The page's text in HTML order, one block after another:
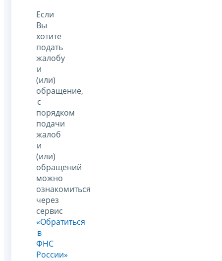
Если
Вы
хотите
подать
жалобу
и
(или)
обращение,
с
порядком
подачи
жалоб
и
(или)
обращений
можно
ознакомиться
через
сервис
«Обратиться
в
ФНС
России»